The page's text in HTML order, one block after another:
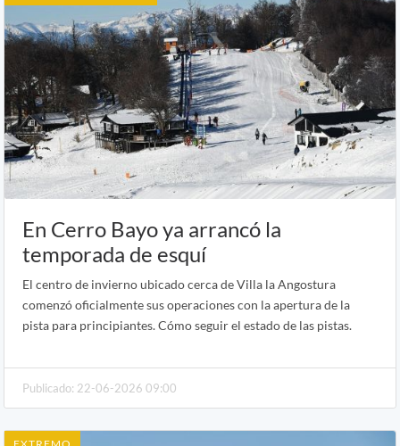
En Cerro Bayo ya arrancó la
temporada de esquí
El centro de invierno ubicado cerca de Villa la Angostura
comenzó oficialmente sus operaciones con la apertura de la
pista para principiantes. Cómo seguir el estado de las pistas.
Publicado: 22-06-2026 09:00